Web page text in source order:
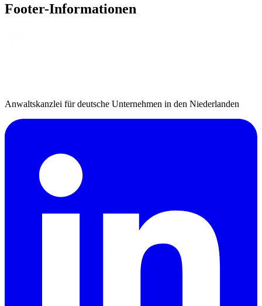
Footer-Informationen
Anwaltskanzlei für deutsche Unternehmen in den Niederlanden